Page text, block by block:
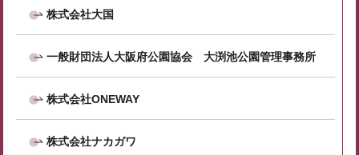
株式会社大国
一般財団法人大阪府公園協会 大渕池公園管理事務所
株式会社ONEWAY
株式会社ナカガワ